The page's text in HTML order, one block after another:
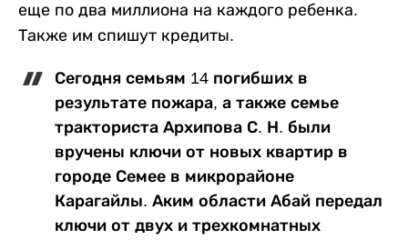
еще по два миллиона на каждого ребенка.
Также им спишут кредиты.
Сегодня семьям 14 погибших в
результате пожара, а также семье
тракториста Архипова С. Н. были
вручены ключи от новых квартир в
городе Семее в микрорайоне
Карагайлы. Аким области Абай передал
ключи от двух и трехкомнатных